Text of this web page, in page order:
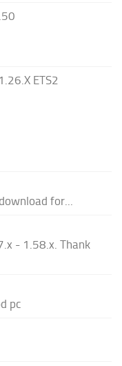
ETS2
for...
- 1.58.x. Thank
pc